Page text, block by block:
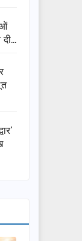
दी…